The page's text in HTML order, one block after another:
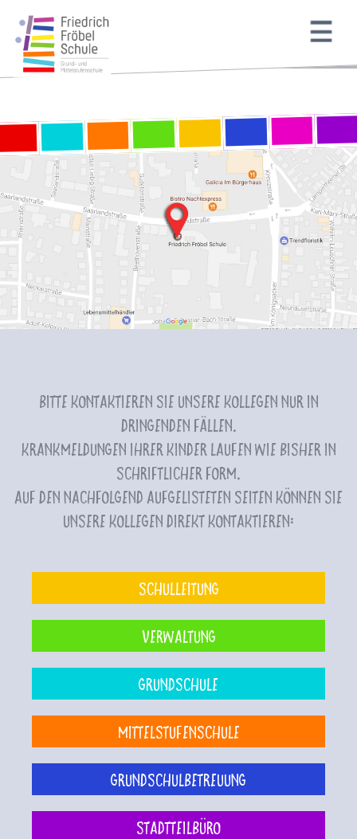
Bitte kontaktieren Sie unsere Kollegen nur in
dringenden Fällen.
Krankmeldungen Ihrer Kinder laufen wie bisher in
schriftlicher Form.
Auf den nachfolgend aufgelisteten Seiten können Sie
unsere Kollegen direkt kontaktieren:
Schulleitung
Verwaltung
Grundschule
Mittelstufenschule
Grundschulbetreuung
Stadtteilbüro